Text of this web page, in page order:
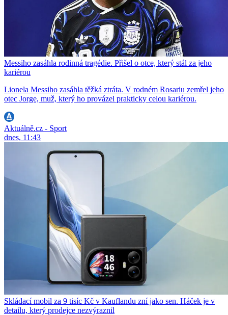
Messiho zasáhla rodinná tragédie. Přišel o otce, který stál za jeho
kariérou
Lionela Messiho zasáhla těžká ztráta. V rodném Rosariu zemřel jeho
otec Jorge, muž, který ho provázel prakticky celou kariérou.
Aktuálně.cz - Sport
dnes, 11:43
Skládací mobil za 9 tisíc Kč v Kauflandu zní jako sen. Háček je v
detailu, který prodejce nezvýraznil